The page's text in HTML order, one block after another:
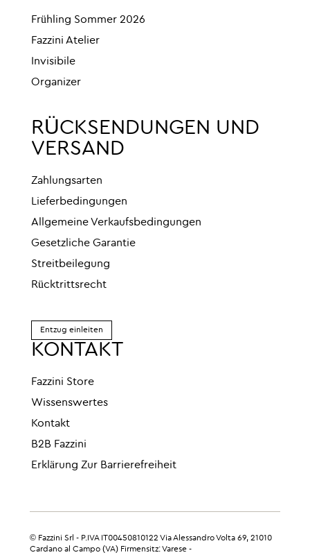
Frühling Sommer 2026
Fazzini Atelier
Invisibile
Organizer
RÜCKSENDUNGEN UND
VERSAND
Zahlungsarten
Lieferbedingungen
Allgemeine Verkaufsbedingungen
Gesetzliche Garantie
Streitbeilegung
Rücktrittsrecht
Entzug einleiten
KONTAKT
Fazzini Store
Wissenswertes
Kontakt
B2B Fazzini
Erklärung Zur Barrierefreiheit
© Fazzini Srl - P.IVA IT00450810122 Via Alessandro Volta 69, 21010
Cardano al Campo (VA) Firmensitz: Varese -